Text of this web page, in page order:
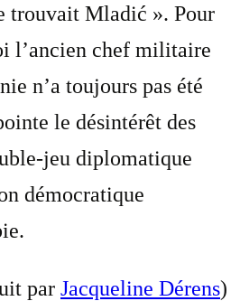
trouvait Mladić ». Pour
l’ancien chef militaire
n’a toujours pas été
le désintérêt des
jeu diplomatique
démocratique
par Jacqueline Dérens)